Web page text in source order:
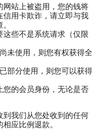
站上被盗用，您的钱将
用卡欺诈，请立即与我
些不是系统请求（仅限
未使用，则您有权获得全
部分使用，则您可以获得
的会员身份，无论是否
我们从您处收到的任何
应比例退款。